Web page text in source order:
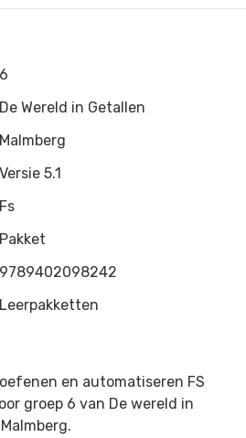
6
De Wereld in Getallen
Malmberg
Versie 5.1
Fs
Pakket
9789402098242
Leerpakketten
en automatiseren FS
groep 6 van De wereld in